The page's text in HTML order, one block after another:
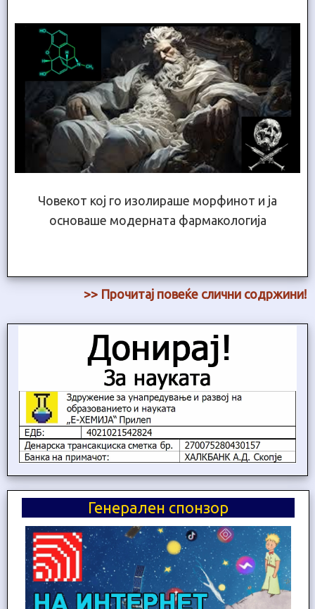
Човекот кој го изолираше морфинот и ја
основаше модерната фармакологија
>> Прочитај повеќе слични содржини!
Генерален спонзор